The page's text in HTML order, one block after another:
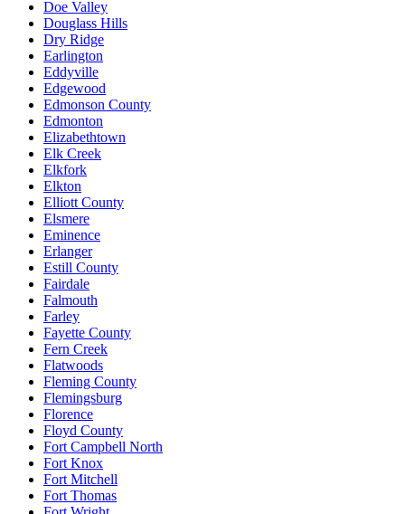
Doe Valley
Douglass Hills
Dry Ridge
Earlington
Eddyville
Edgewood
Edmonson County
Edmonton
Elizabethtown
Elk Creek
Elkfork
Elkton
Elliott County
Elsmere
Eminence
Erlanger
Estill County
Fairdale
Falmouth
Farley
Fayette County
Fern Creek
Flatwoods
Fleming County
Flemingsburg
Florence
Floyd County
Fort Campbell North
Fort Knox
Fort Mitchell
Fort Thomas